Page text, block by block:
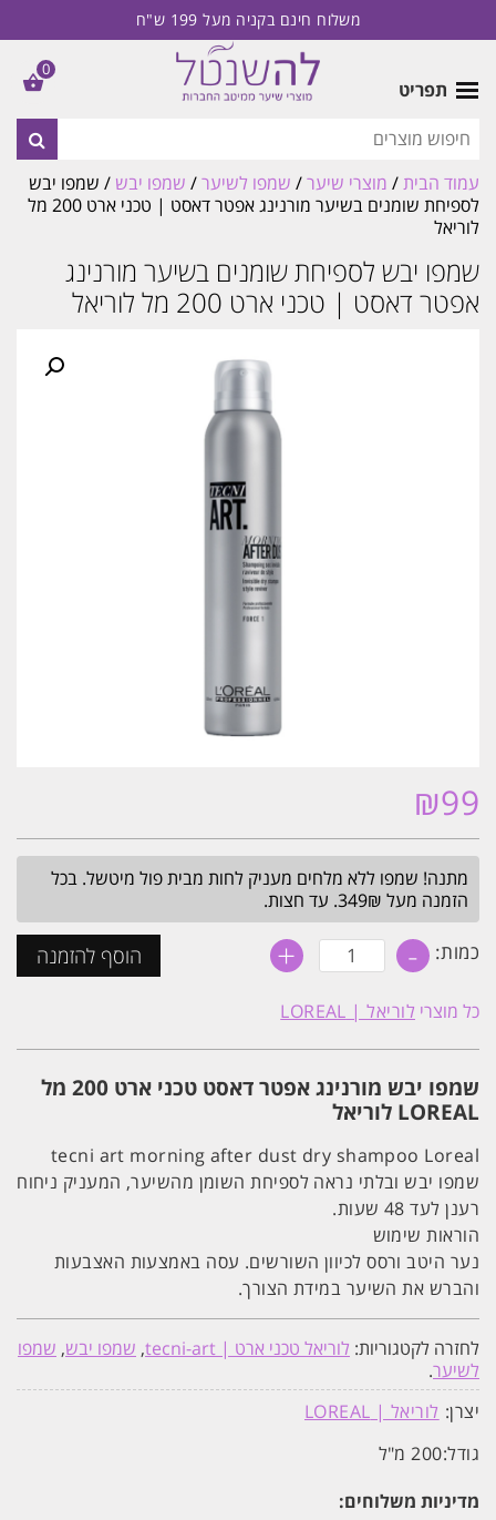
משלוח חינם בקניה מעל 199 ש"ח
תפריט
עמוד הבית/ מוצרי שיער/ שמפו לשיער/ שמפו יבש / שמפו יבש
לספיחת שומנים בשיער מורנינג אפטר דאסט | טכני ארט 200 מל
לוריאל
שמפו יבש לספיחת שומנים בשיער מורנינג
אפטר דאסט | טכני ארט 200 מל לוריאל
₪99
מתנה! שמפו ללא מלחים מעניק לחות מבית פול מיטשל. בכל
הזמנה מעל 349₪. עד חצות.
כמות: - כמות
של
יבש
לספיחת
בשיער
אפטר
דאסט
|
ארט
200
מל
לוריאל
+ הוסף להזמנה
כל מוצרי לוריאל | LOREAL
שמפו יבש מורנינג אפטר דאסט טכני ארט 200 מל
LOREAL לוריאל
tecni art morning after dust dry shampoo Loreal
שמפו יבש ובלתי נראה לספיחת השומן מהשיער, המעניק ניחוח
רענן לעד 48 שעות.
הוראות שימוש
נער היטב ורסס לכיוון השורשים. עסה באמצעות האצבעות
והברש את השיער במידת הצורך.
לחזרה לקטגוריות: לוריאל טכני ארט | tecni-art , שמפו יבש, שמפו
לשיער.
יצרן: לוריאל | LOREAL
גודל:200 מ"ל
מדיניות משלוחים:
0